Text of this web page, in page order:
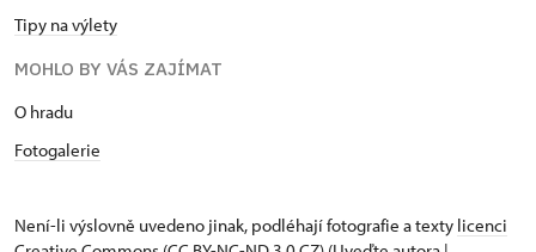
Tipy na výlety
MOHLO BY VÁS ZAJÍMAT
O hradu
Fotogalerie
Není-li výslovně uvedeno jinak, podléhají fotografie a texty licenci